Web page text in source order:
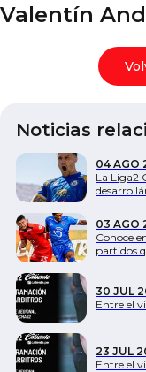
Valentín
Noticias
04 AGO
La Liga2
03 AGO
Conoce
partidos
30 JUL
Entre el
23 JUL
Entre el